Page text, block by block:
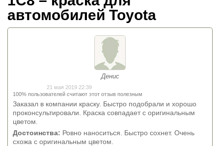
автомобилей Toyota
Денис
21 мая 2019 22:39
100% пользователей считают этот отзыв полезным
Заказал в компании краску. Быстро подобрали и хорошо
проконсультировали. Краска совпадает с оригинальным
цветом.
Достоинства: Ровно наноситься. Быстро сохнет. Очень
схожа с оригинальным цветом.